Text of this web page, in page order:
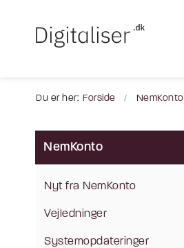
Du er her: Forside NemKonto
NemKonto
Nyt fra NemKonto
Vejledninger
Systemopdateringer